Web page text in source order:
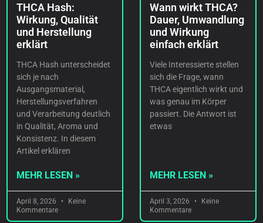
THCA Hash:
Wirkung, Qualität
und Herstellung
erklärt
THCA Hash unterscheidet
sich je nach
Ausgangsmaterial,
Herstellungsverfahren
und Verarbeitung deutlich
in Qualität, Aroma und
Konsistenz. In diesem
Artikel erklären
MEHR LESEN »
April 8, 2026
Keine
Kommentare
Wann wirkt THCA?
Dauer, Umwandlung
und Wirkung
einfach erklärt
Viele Interessierte stellen
sich die Frage, wann
THCA eigentlich wirkt und
was genau im Körper
passiert. Die Antwort ist
etwas
MEHR LESEN »
April 3, 2026
Keine
Kommentare